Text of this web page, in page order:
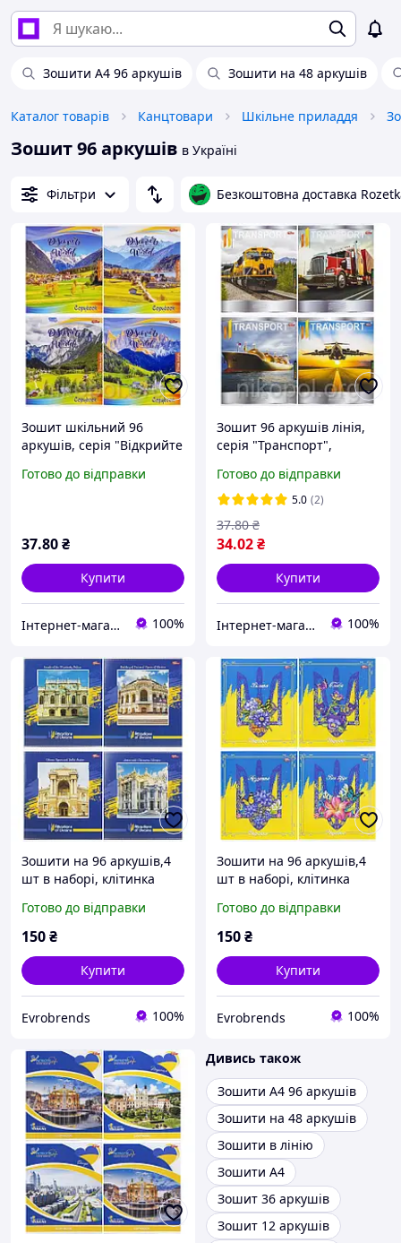
Зошити А4 96 аркушів Зошити на 48 аркушів
Каталог товарів Канцтовари Шкільне приладдя
Зошит 96 аркушів в Україні
Фільтри Безкоштовна доставка
Зошит шкільний 96
аркушів, серія "Відкрийте
100%
Готово до відправки
37.80₴
Купити
Інтернет-магазин NikopoL - канцтовари для школи та офісу 100%
Зошит 96 аркушів лінія,
серія "Транспорт",
Готово до відправки
5.0 (2)
34.02₴
37.80 ₴
Купити
Інтернет-магазин NikopoL - канцтовари для школи та офісу 100%
Зошити на 96 аркушів,4
шт в наборі, клітинка
Готово до відправки
150₴
Купити
Evrobrends 100%
Зошити на 96 аркушів,4
шт в наборі, клітинка
Готово до відправки
150₴
Купити
Evrobrends 100%
Дивись також
Зошити А4 96 аркушів
Зошити на 48 аркушів
Зошити в лінію
Зошити А4
Зошит 36 аркушів
Зошит 12 аркушів